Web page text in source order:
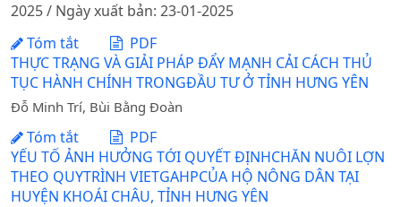
2025 / Ngày xuất bản: 23-01-2025
Tóm tắt
PDF
THỰC TRẠNG VÀ GIẢI PHÁP ĐẨY MẠNH CẢI CÁCH THỦ
TỤC HÀNH CHÍNH TRONGĐẦU TƯ Ở TỈNH HƯNG YÊN
Đỗ Minh Trí, Bùi Bằng Đoàn
Tóm tắt
PDF
YẾU TỐ ẢNH HƯỞNG TỚI QUYẾT ĐỊNHCHĂN NUÔI LỢN
THEO QUYTRÌNH VIETGAHPCỦA HỘ NÔNG DÂN TẠI
HUYỆN KHOÁI CHÂU, TỈNH HƯNG YÊN